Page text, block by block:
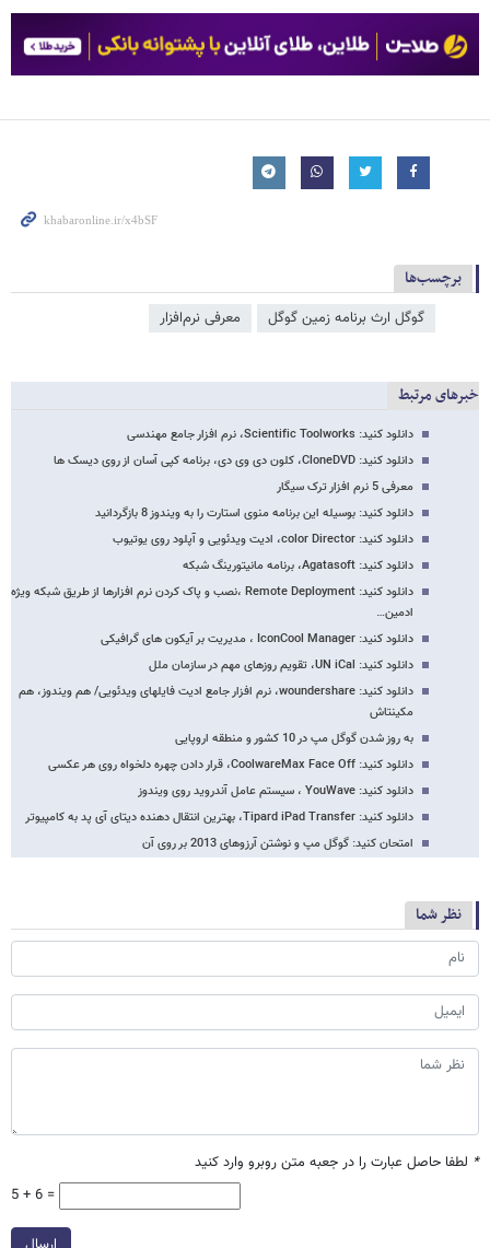
برچسب‌ها
گوگل ارث برنامه زمین گوگل معرفی نرم‌افزار
خبرهای مرتبط
دانلود کنید: Scientific Toolworks، نرم افزار جامع مهندسی
دانلود کنید: CloneDVD، کلون دی وی دی، برنامه کپی آسان از روی دیسک ها
معرفی 5 نرم افزار ترک سیگار
دانلود کنید: بوسیله این برنامه منوی استارت را به ویندوز 8 بازگردانید
دانلود کنید: color Director، ادیت ویدئویی و آپلود روی یوتیوب
دانلود کنید: Agatasoft، برنامه مانیتورینگ شبکه
دانلود کنید: Remote Deployment ،نصب و پاک کردن نرم افزارها از طریق شبکه ویژه
ادمین…
دانلود کنید: IconCool Manager ، مدیریت بر آیکون های گرافیکی
دانلود کنید: UN iCal، تقویم روزهای مهم در سازمان ملل
دانلود کنید: woundershare، نرم افزار جامع ادیت فایلهای ویدئویی/ هم ویندوز، هم
مکینتاش
به روز شدن گوگل مپ در 10 کشور و منطقه اروپایی
دانلود کنید: CoolwareMax Face Off، قرار دادن چهره دلخواه روی هر عکسی
دانلود کنید: YouWave ، سیستم عامل آندروید روی ویندوز
دانلود کنید: Tipard iPad Transfer، بهترین انتقال دهنده دیتای آی پد به کامپیوتر
امتحان کنید: گوگل مپ و نوشتن آرزوهای 2013 بر روی آن
نظر شما
* لطفا حاصل عبارت را در جعبه متن روبرو وارد کنید
5 + 6 =